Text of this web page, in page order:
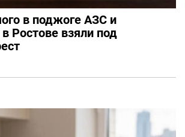
в поджоге АЗС и
Ростове взяли под